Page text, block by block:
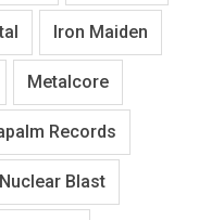
Iron Maiden
Metalcore
Records
Nuclear Blast